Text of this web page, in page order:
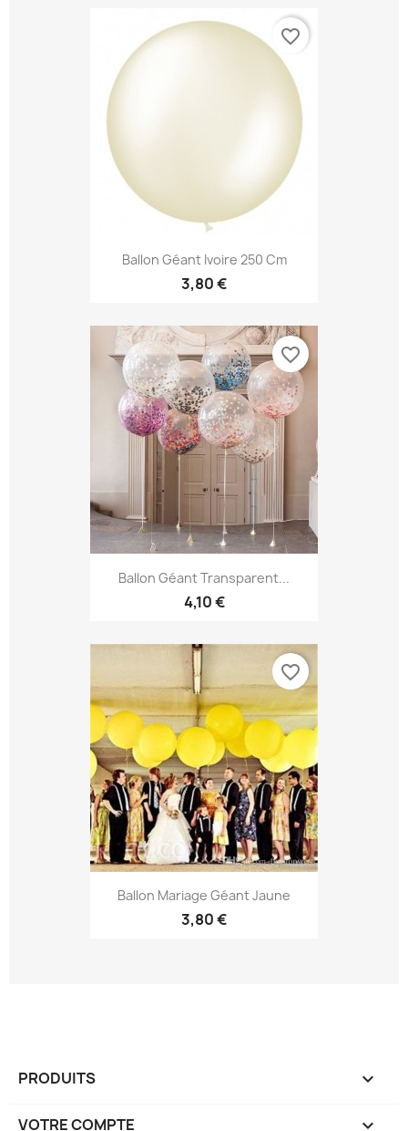
Ballon Géant Ivoire 250 Cm
3,80 €
favorite_border
Ballon Géant Transparent...
4,10 €
favorite_border
Ballon Mariage Géant Jaune
3,80 €
favorite_border
PRODUITS 
VOTRE COMPTE 